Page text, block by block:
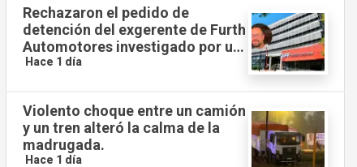
Rechazaron el pedido de
detención del exgerente de Furth
Automotores investigado por un
presunto desfalco millonario.
Hace 1 día
Violento choque entre un camión
y un tren alteró la calma de la
madrugada.
Hace 1 día